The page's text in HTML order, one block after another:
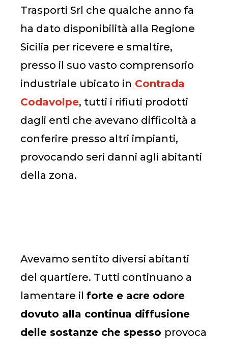
Trasporti Srl che qualche anno fa
ha dato disponibilità alla Regione
Sicilia per ricevere e smaltire,
presso il suo vasto comprensorio
industriale ubicato in Contrada
Codavolpe, tutti i rifiuti prodotti
dagli enti che avevano difficoltà a
conferire presso altri impianti,
provocando seri danni agli abitanti
della zona.
Avevamo sentito diversi abitanti
del quartiere. Tutti continuano a
lamentare il forte e acre odore
dovuto alla continua diffusione
delle sostanze che spesso provoca